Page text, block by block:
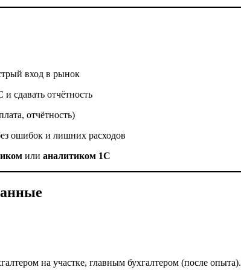
вход в рынок
и сдавать отчётность
отчётность)
ошибок и лишних расходов
или аналитиком 1С
на участке, главным бухгалтером (после опыта).